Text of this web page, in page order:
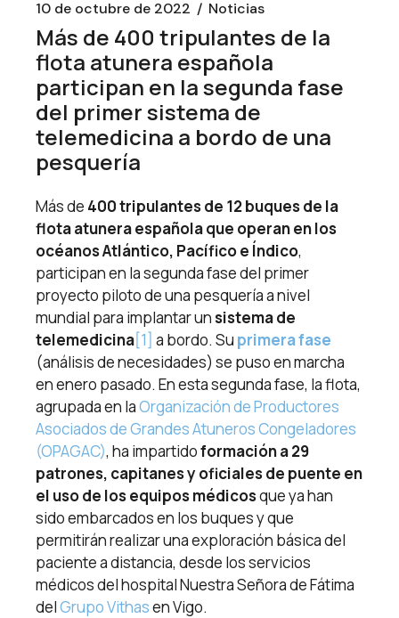
10 de octubre de 2022 Noticias
Más de 400 tripulantes de la
flota atunera española
participan en la segunda fase
del primer sistema de
telemedicina a bordo de una
pesquería
Más de 400 tripulantes de 12 buques de la
flota atunera española que operan en los
océanos Atlántico, Pacífico e Índico,
participan en la segunda fase del primer
proyecto piloto de una pesquería a nivel
mundial para implantar unsistema de
telemedicina[1] a bordo. Su primera fase
(análisis de necesidades) se puso en marcha
en enero pasado. En esta segunda fase, la flota,
agrupada en laOrganización de Productores
Asociados de Grandes Atuneros Congeladores
(OPAGAC), ha impartidoformación a 29
patrones, capitanes y oficiales de puente en
el uso de los equipos médicosque ya han
sido embarcados en los buques y que
permitirán realizar una exploración básica del
paciente a distancia, desde los servicios
médicos del hospital Nuestra Señora de Fátima
delGrupo Vithasen Vigo.